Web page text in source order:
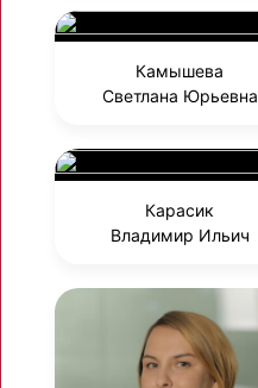
Камышева
Светлана Юрьевна
Карасик
Владимир Ильич